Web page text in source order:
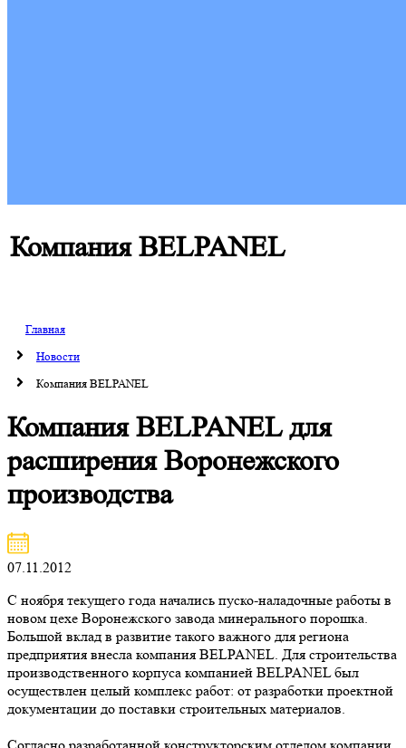
Компания BELPANEL
Главная
Новости
Компания BELPANEL
Компания BELPANEL для
расширения Воронежского
производства
07.11.2012
С ноября текущего года начались пуско-наладочные работы в
новом цехе Воронежского завода минерального порошка.
Большой вклад в развитие такого важного для региона
предприятия внесла компания BELPANEL. Для строительства
производственного корпуса компанией BELPANEL был
осуществлен целый комплекс работ: от разработки проектной
документации до поставки строительных материалов.